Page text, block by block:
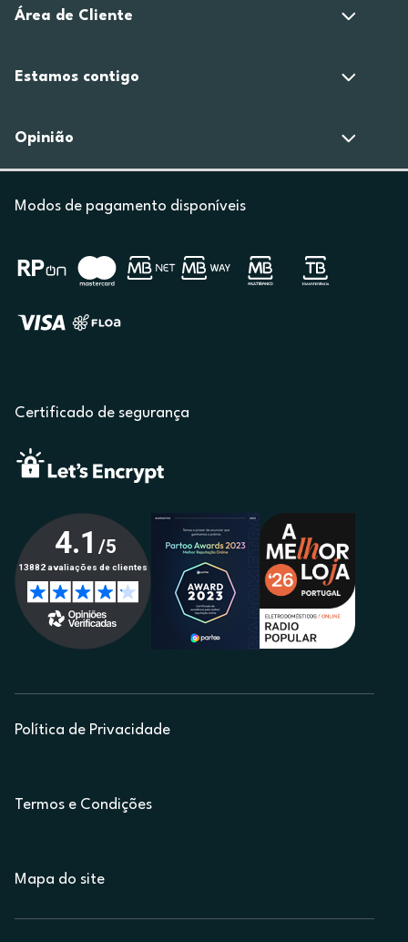
Área de Cliente
Estamos contigo
Opinião
Modos de pagamento disponíveis
Certificado de segurança
Política de Privacidade
Termos e Condições
Mapa do site